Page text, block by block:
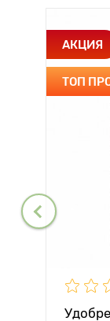
АКЦИЯ
ТОП